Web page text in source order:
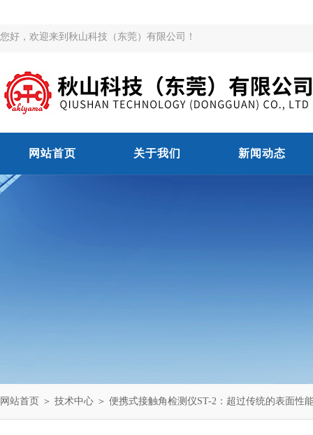
您好，欢迎来到秋山科技（东莞）有限公司！
网站首页 关于我们 新闻动态
网站首页 ＞ 技术中心 ＞ 便携式接触角检测仪ST-2：超过传统的表面性